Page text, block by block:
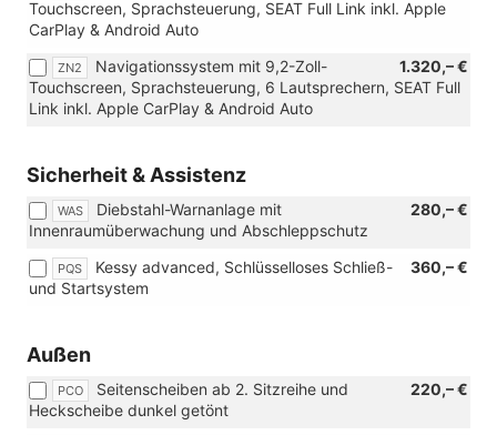
Touchscreen, Sprachsteuerung, SEAT Full Link inkl. Apple
CarPlay & Android Auto
ZN2 1.320,– €
Navigationssystem mit 9,2-Zoll-
Touchscreen, Sprachsteuerung, 6 Lautsprechern, SEAT Full
Link inkl. Apple CarPlay & Android Auto
Sicherheit & Assistenz
WAS 280,– €
Diebstahl-Warnanlage mit
Innenraumüberwachung und Abschleppschutz
PQS 360,– €
Kessy advanced, Schlüsselloses Schließ-
und Startsystem
Außen
PCO 220,– €
Seitenscheiben ab 2. Sitzreihe und
Heckscheibe dunkel getönt